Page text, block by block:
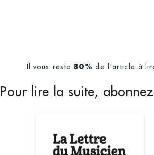
Il vous reste 80% de l'article à
Pour lire la suite,